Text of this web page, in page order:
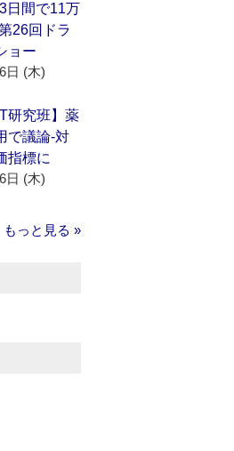
日間で11万
26回ドラ
ョー
日 (木)
研究班】薬
で議論‐対
指標に
日 (木)
もっと見る »